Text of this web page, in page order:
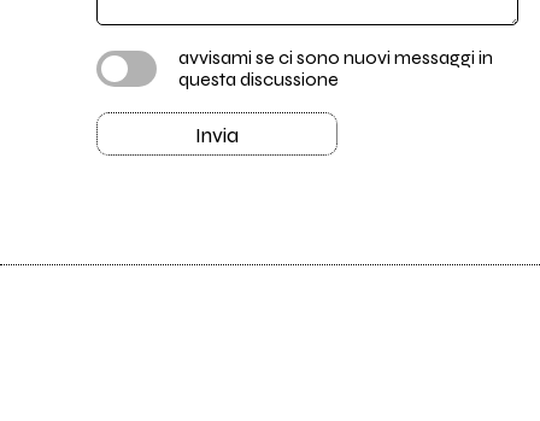
avvisami se ci sono nuovi messaggi in
questa discussione
Invia